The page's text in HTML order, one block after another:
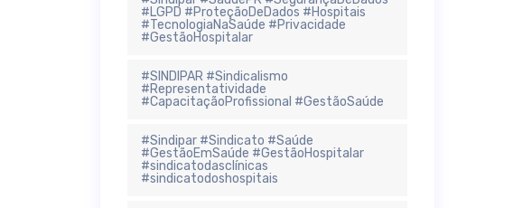
#LGPD #ProteçãoDeDados #Hospitais
#TecnologiaNaSaúde #Privacidade
#GestãoHospitalar
#SINDIPAR #Sindicalismo
#Representatividade
#CapacitaçãoProfissional #GestãoSaúde
#Sindipar #Sindicato #Saúde
#GestãoEmSaúde #GestãoHospitalar
#sindicatodasclínicas
#sindicatodoshospitais